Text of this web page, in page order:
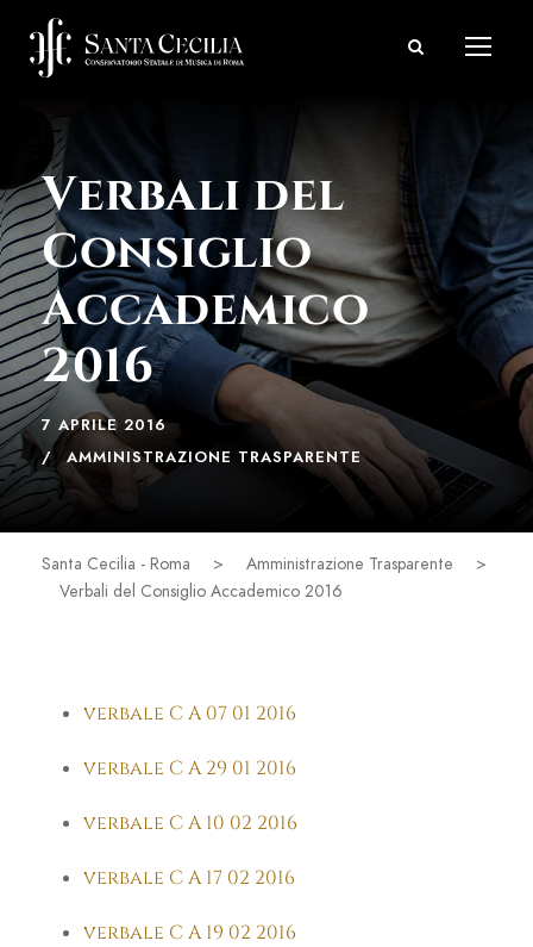
Verbali del
Consiglio
Accademico
2016
7 APRILE 2016
AMMINISTRAZIONE TRASPARENTE
Santa Cecilia - Roma > Amministrazione Trasparente
>
Verbali del Consiglio Accademico 2016
verbale C A 07 01 2016
verbale C A 29 01 2016
verbale C A 10 02 2016
verbale C A 17 02 2016
verbale C A 19 02 2016